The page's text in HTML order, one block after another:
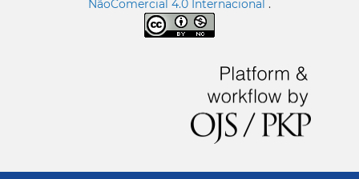
NãoComercial 4.0 Internacional .